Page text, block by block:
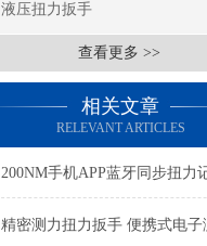
液压扭力扳手
查看更多 >>
相关文章
RELEVANT ARTICLES